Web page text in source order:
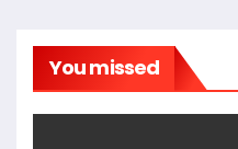
You missed